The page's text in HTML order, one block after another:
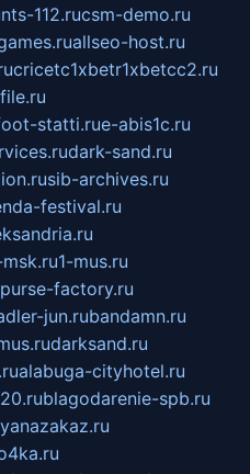
112.rucsm-demo.ru
allseo-host.ru
cricetc1xbetr1xbetcc2.ru
statti.rue-abis1c.ru
dark-sand.ru
sib-archives.ru
festival.ru
1-mus.ru
purse-factory.ru
jun.rubandamn.ru
darksand.ru
alabuga-cityhotel.ru
blagodarenie-spb.ru